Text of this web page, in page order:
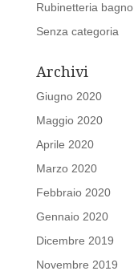
Rubinetteria bagno
Senza categoria
Archivi
Giugno 2020
Maggio 2020
Aprile 2020
Marzo 2020
Febbraio 2020
Gennaio 2020
Dicembre 2019
Novembre 2019